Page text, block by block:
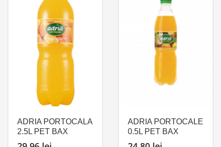
ADRIA PORTOCALA
2.5L PET BAX
ADRIA PORTOCALE
0.5L PET BAX